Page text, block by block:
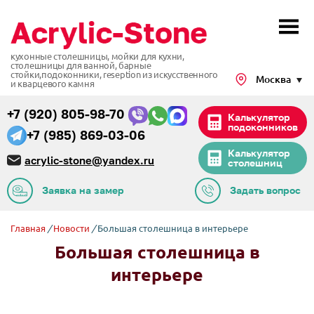
кухонные столешницы, мойки для кухни,
столешницы для ванной, барные
стойки,подоконники, reseption из искусственного
и кварцевого камня
+7 (985) 869-03-06
+7 (920) 805-98-70
acrylic-stone@yandex.ru
Калькулятор
столешниц
Калькулятор
подоконников
Москва
Задать вопрос
Заявка на замер
Главная / Новости / Большая столешница в интерьере
Большая столешница в
интерьере